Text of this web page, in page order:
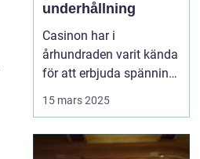
underhållning
Casinon har i
århundraden varit kända
för att erbjuda spänning
tärningsspel till dagens
15 mars 2025